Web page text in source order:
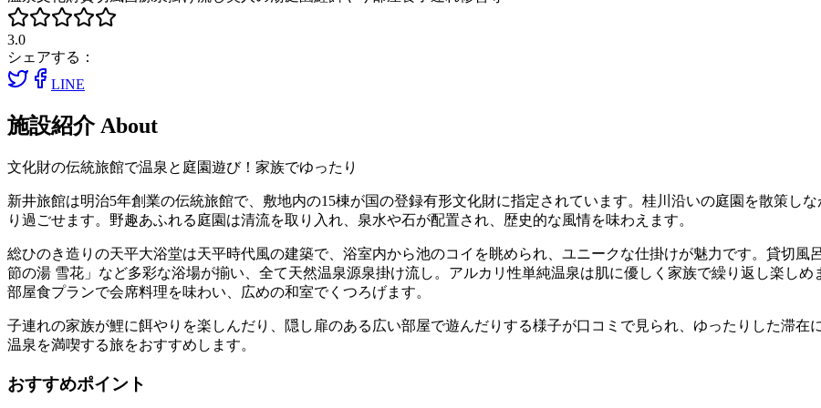
3.0
シェアする：
LINE
施設紹介 About
文化財の伝統旅館で温泉と庭園遊び！家族でゆったり
新井旅館は明治5年創業の伝統旅館で、敷地内の15棟が国の登録有形文化財に指定されています。桂川沿いの庭園を散策し
り過ごせます。野趣あふれる庭園は清流を取り入れ、泉水や石が配置され、歴史的な風情を味わえます。
総ひのき造りの天平大浴堂は天平時代風の建築で、浴室内から池のコイを眺められ、ユニークな仕掛けが魅力です。貸切
節の湯 雪花」など多彩な浴場が揃い、全て天然温泉源泉掛け流し。アルカリ性単純温泉は肌に優しく家族で繰り返し楽しめ
部屋食プランで会席料理を味わい、広めの和室でくつろげます。
子連れの家族が鯉に餌やりを楽しんだり、隠し扉のある広い部屋で遊んだりする様子が口コミで見られ、ゆったりした滞在
温泉を満喫する旅をおすすめします。
おすすめポイント